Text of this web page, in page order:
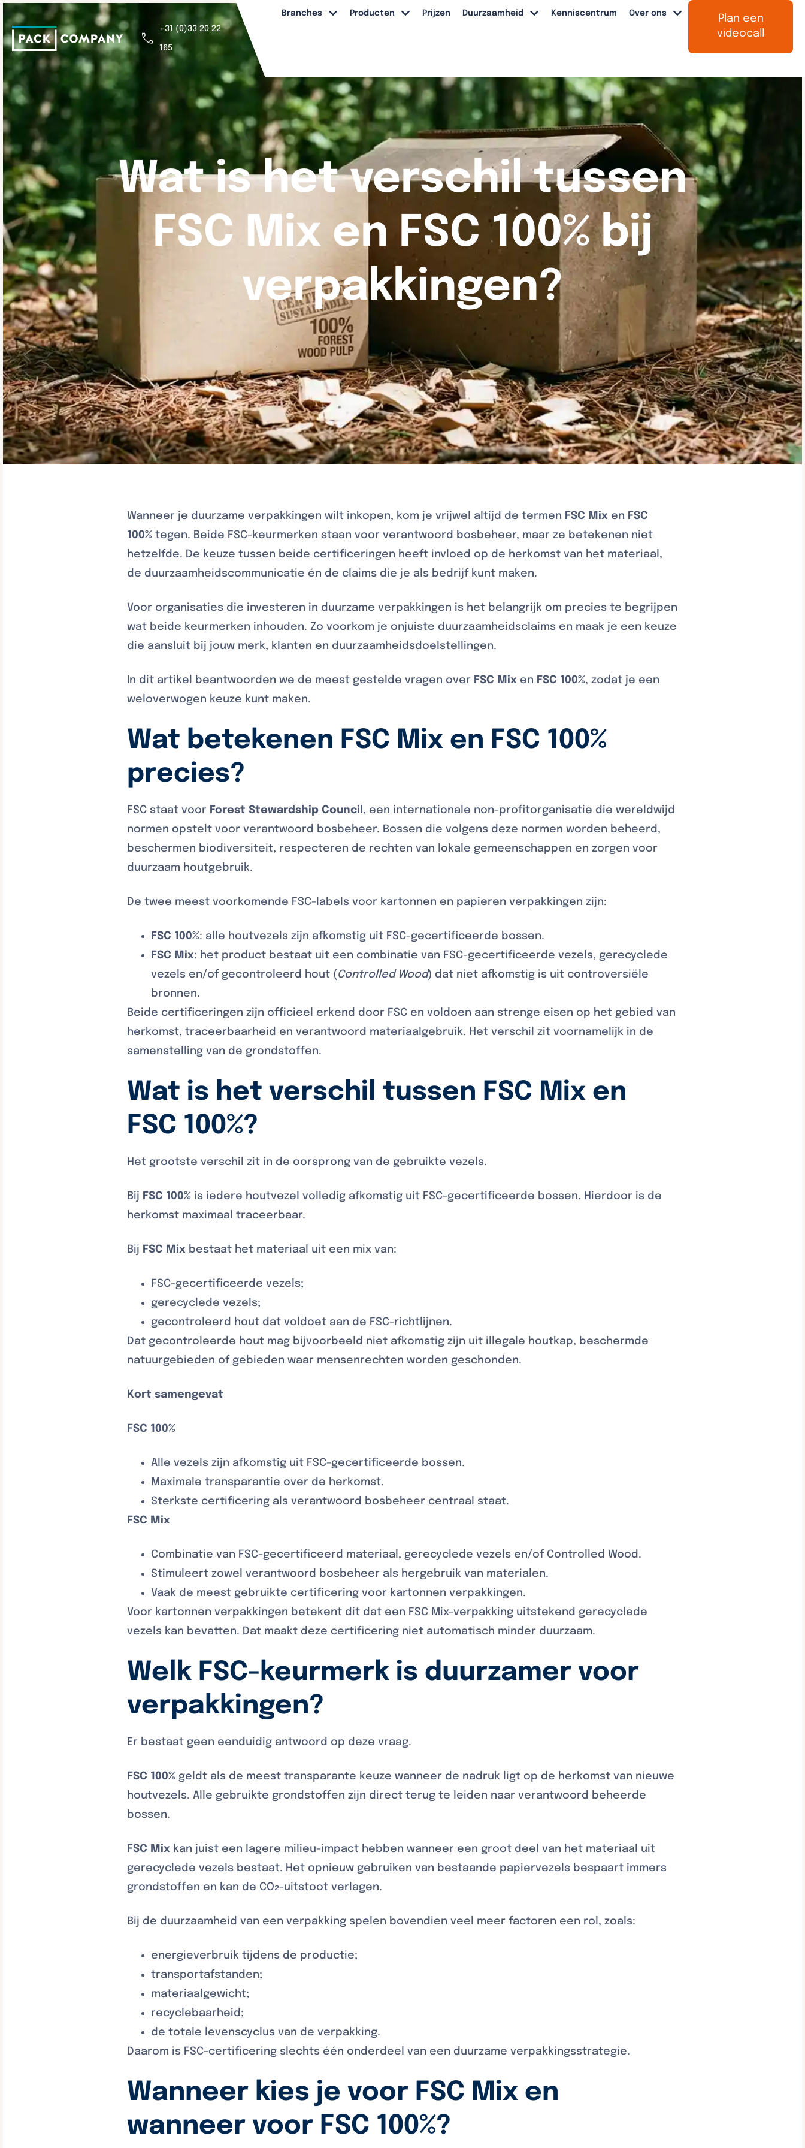
+31 (0)33 20 22
165
Branches Producten Prijzen Duurzaamheid Kenniscentrum Over ons
Plan een
videocall
Wat is het verschil tussen
FSC Mix en FSC 100% bij
verpakkingen?
Wanneer je duurzame verpakkingen wilt inkopen, kom je vrijwel altijd de termen FSC Mix en FSC
100% tegen. Beide FSC-keurmerken staan voor verantwoord bosbeheer, maar ze betekenen niet
hetzelfde. De keuze tussen beide certificeringen heeft invloed op de herkomst van het materiaal,
de duurzaamheidscommunicatie én de claims die je als bedrijf kunt maken.
Voor organisaties die investeren in duurzame verpakkingen is het belangrijk om precies te begrijpen
wat beide keurmerken inhouden. Zo voorkom je onjuiste duurzaamheidsclaims en maak je een keuze
die aansluit bij jouw merk, klanten en duurzaamheidsdoelstellingen.
In dit artikel beantwoorden we de meest gestelde vragen over FSC Mix en FSC 100%, zodat je een
weloverwogen keuze kunt maken.
Wat betekenen FSC Mix en FSC 100%
precies?
FSC staat voor Forest Stewardship Council , een internationale non-profitorganisatie die wereldwijd
normen opstelt voor verantwoord bosbeheer. Bossen die volgens deze normen worden beheerd,
beschermen biodiversiteit, respecteren de rechten van lokale gemeenschappen en zorgen voor
duurzaam houtgebruik.
De twee meest voorkomende FSC-labels voor kartonnen en papieren verpakkingen zijn:
FSC 100%: alle houtvezels zijn afkomstig uit FSC-gecertificeerde bossen.
FSC Mix: het product bestaat uit een combinatie van FSC-gecertificeerde vezels, gerecyclede
vezels en/of gecontroleerd hout ( Controlled Wood) dat niet afkomstig is uit controversiële
bronnen.
Beide certificeringen zijn officieel erkend door FSC en voldoen aan strenge eisen op het gebied van
herkomst, traceerbaarheid en verantwoord materiaalgebruik. Het verschil zit voornamelijk in de
samenstelling van de grondstoffen.
Wat is het verschil tussen FSC Mix en
FSC 100%?
Het grootste verschil zit in de oorsprong van de gebruikte vezels.
Bij FSC 100% is iedere houtvezel volledig afkomstig uit FSC-gecertificeerde bossen. Hierdoor is de
herkomst maximaal traceerbaar.
Bij FSC Mix bestaat het materiaal uit een mix van:
FSC-gecertificeerde vezels;
gerecyclede vezels;
gecontroleerd hout dat voldoet aan de FSC-richtlijnen.
Dat gecontroleerde hout mag bijvoorbeeld niet afkomstig zijn uit illegale houtkap, beschermde
natuurgebieden of gebieden waar mensenrechten worden geschonden.
Kort samengevat
FSC 100%
Alle vezels zijn afkomstig uit FSC-gecertificeerde bossen.
Maximale transparantie over de herkomst.
Sterkste certificering als verantwoord bosbeheer centraal staat.
FSC Mix
Combinatie van FSC-gecertificeerd materiaal, gerecyclede vezels en/of Controlled Wood.
Stimuleert zowel verantwoord bosbeheer als hergebruik van materialen.
Vaak de meest gebruikte certificering voor kartonnen verpakkingen.
Voor kartonnen verpakkingen betekent dit dat een FSC Mix-verpakking uitstekend gerecyclede
vezels kan bevatten. Dat maakt deze certificering niet automatisch minder duurzaam.
Welk FSC-keurmerk is duurzamer voor
verpakkingen?
Er bestaat geen eenduidig antwoord op deze vraag.
FSC 100% geldt als de meest transparante keuze wanneer de nadruk ligt op de herkomst van nieuwe
houtvezels. Alle gebruikte grondstoffen zijn direct terug te leiden naar verantwoord beheerde
bossen.
FSC Mix kan juist een lagere milieu-impact hebben wanneer een groot deel van het materiaal uit
gerecyclede vezels bestaat. Het opnieuw gebruiken van bestaande papiervezels bespaart immers
grondstoffen en kan de CO₂-uitstoot verlagen.
Bij de duurzaamheid van een verpakking spelen bovendien veel meer factoren een rol, zoals:
energieverbruik tijdens de productie;
transportafstanden;
materiaalgewicht;
recyclebaarheid;
de totale levenscyclus van de verpakking.
Daarom is FSC-certificering slechts één onderdeel van een duurzame verpakkingsstrategie.
Wanneer kies je voor FSC Mix en
wanneer voor FSC 100%?